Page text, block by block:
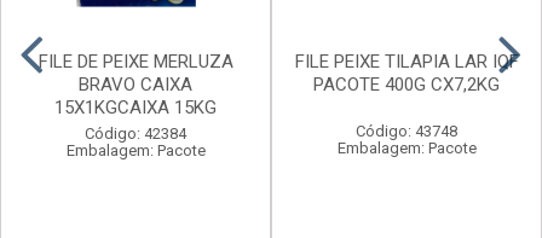
FILE DE PEIXE MERLUZA
BRAVO CAIXA
15X1KGCAIXA 15KG
Código: 42384
Embalagem: Pacote
FILE PEIXE TILAPIA LAR IQF
PACOTE 400G CX7,2KG
Código: 43748
Embalagem: Pacote